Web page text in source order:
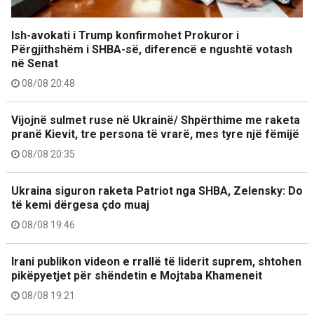
Ish-avokati i Trump konfirmohet Prokuror i
Përgjithshëm i SHBA-së, diferencë e ngushtë votash
në Senat
08/08 20:48
Vijojnë sulmet ruse në Ukrainë/ Shpërthime me raketa
pranë Kievit, tre persona të vrarë, mes tyre një fëmijë
08/08 20:35
Ukraina siguron raketa Patriot nga SHBA, Zelensky: Do
të kemi dërgesa çdo muaj
08/08 19:46
Irani publikon videon e rrallë të liderit suprem, shtohen
pikëpyetjet për shëndetin e Mojtaba Khameneit
08/08 19:21